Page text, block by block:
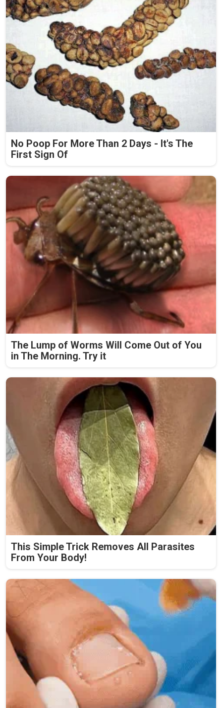
No Poop For More Than 2 Days - It's The
First Sign Of
The Lump of Worms Will Come Out of You
in The Morning. Try it
This Simple Trick Removes All Parasites
From Your Body!